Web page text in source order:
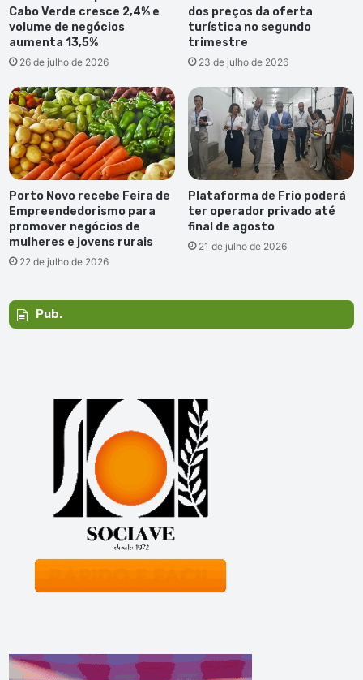
Cabo Verde cresce 2,4% e
volume de negócios
aumenta 13,5%
26 de julho de 2026
dos preços da oferta
turística no segundo
trimestre
23 de julho de 2026
Porto Novo recebe Feira de
Empreendedorismo para
promover negócios de
mulheres e jovens rurais
22 de julho de 2026
Plataforma de Frio poderá
ter operador privado até
final de agosto
21 de julho de 2026
Pub.